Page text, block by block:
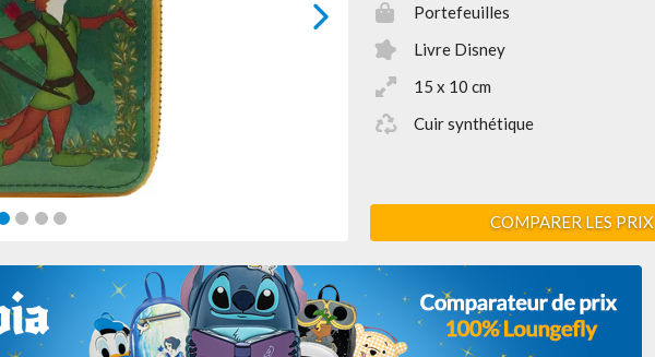
Portefeuilles
Livre Disney
15 x 10 cm
Cuir synthétique
COMPARER LES PRIX